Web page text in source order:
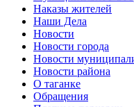
Наказы жителей
Наши Дела
Новости
Новости города
Новости
Новости района
О таганке
Обращения